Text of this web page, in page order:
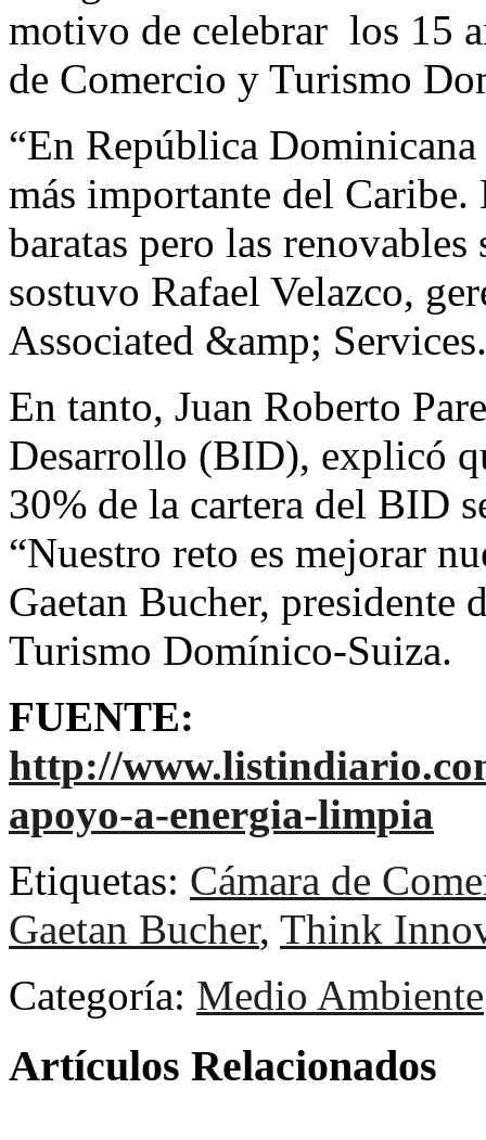
motivo de celebrar los 15
de Comercio y Turismo
“En República
más importante del Caribe.
baratas pero las
sostuvo Rafael Velazco,
Associated &amp; Services.
En tanto, Juan Roberto
Desarrollo (BID), explicó
30% de la cartera del BID
“Nuestro reto es mejorar
Gaetan Bucher, presidente
Turismo Domínico-Suiza.
FUENTE:
http://
apoyo-a-energia-limpia
Etiquetas: Cámara de
Gaetan Bucher, Think
Categoría: Medio Ambiente
Artículos Relacionados